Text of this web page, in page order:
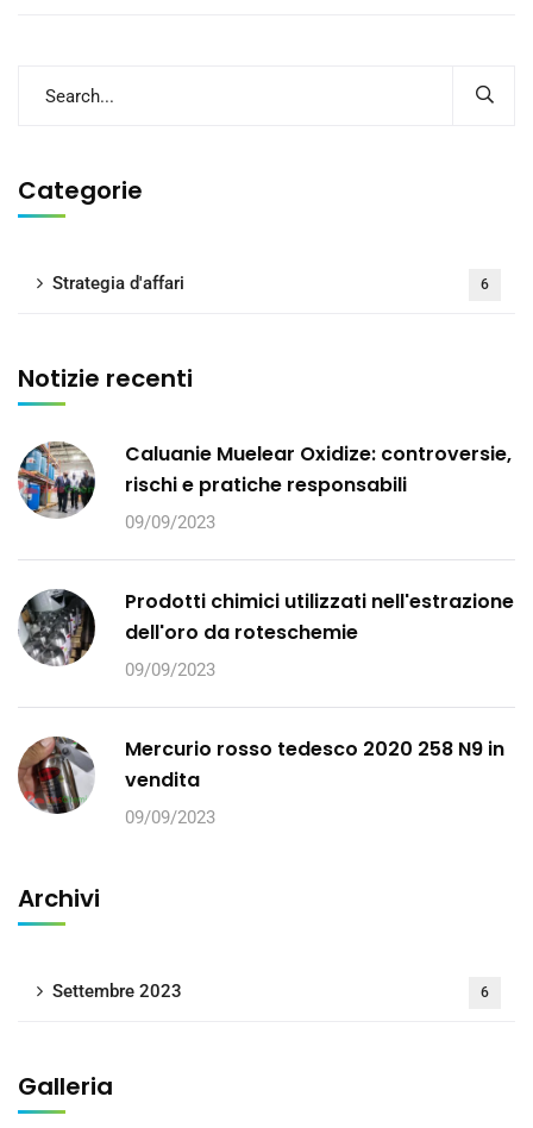
Categorie
Strategia d'affari 6
Notizie recenti
Caluanie Muelear Oxidize: controversie,
rischi e pratiche responsabili
09/09/2023
Prodotti chimici utilizzati nell'estrazione
dell'oro da roteschemie
09/09/2023
Mercurio rosso tedesco 2020 258 N9 in
vendita
09/09/2023
Archivi
Settembre 2023 6
Galleria